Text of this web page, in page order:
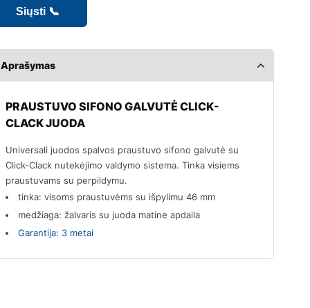
Aprašymas
PRAUSTUVO SIFONO GALVUTĖ CLICK-
CLACK JUODA
Universali juodos spalvos praustuvo sifono galvutė su
Click-Clack nutekėjimo valdymo sistema. Tinka visiems
praustuvams su perpildymu.
tinka: visoms praustuvėms su išpylimu 46 mm
medžiaga: žalvaris su juoda matine apdaila
Garantija: 3 metai